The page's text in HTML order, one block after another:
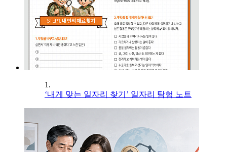
1.
‘내게 맞는 일자리 찾기’ 일자리 탐험 노트